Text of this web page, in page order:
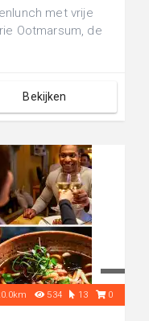
met vrije
Ootmarsum, de
Bekijken
534 13 0